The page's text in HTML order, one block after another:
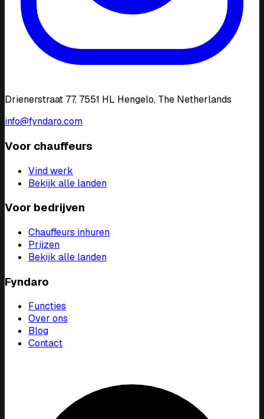
Drienerstraat 77, 7551 HL Hengelo, The Netherlands
info@fyndaro.com
Voor chauffeurs
Vind werk
Bekijk alle landen
Voor bedrijven
Chauffeurs inhuren
Prijzen
Bekijk alle landen
Fyndaro
Functies
Over ons
Blog
Contact